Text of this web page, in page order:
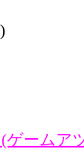
ゲームア